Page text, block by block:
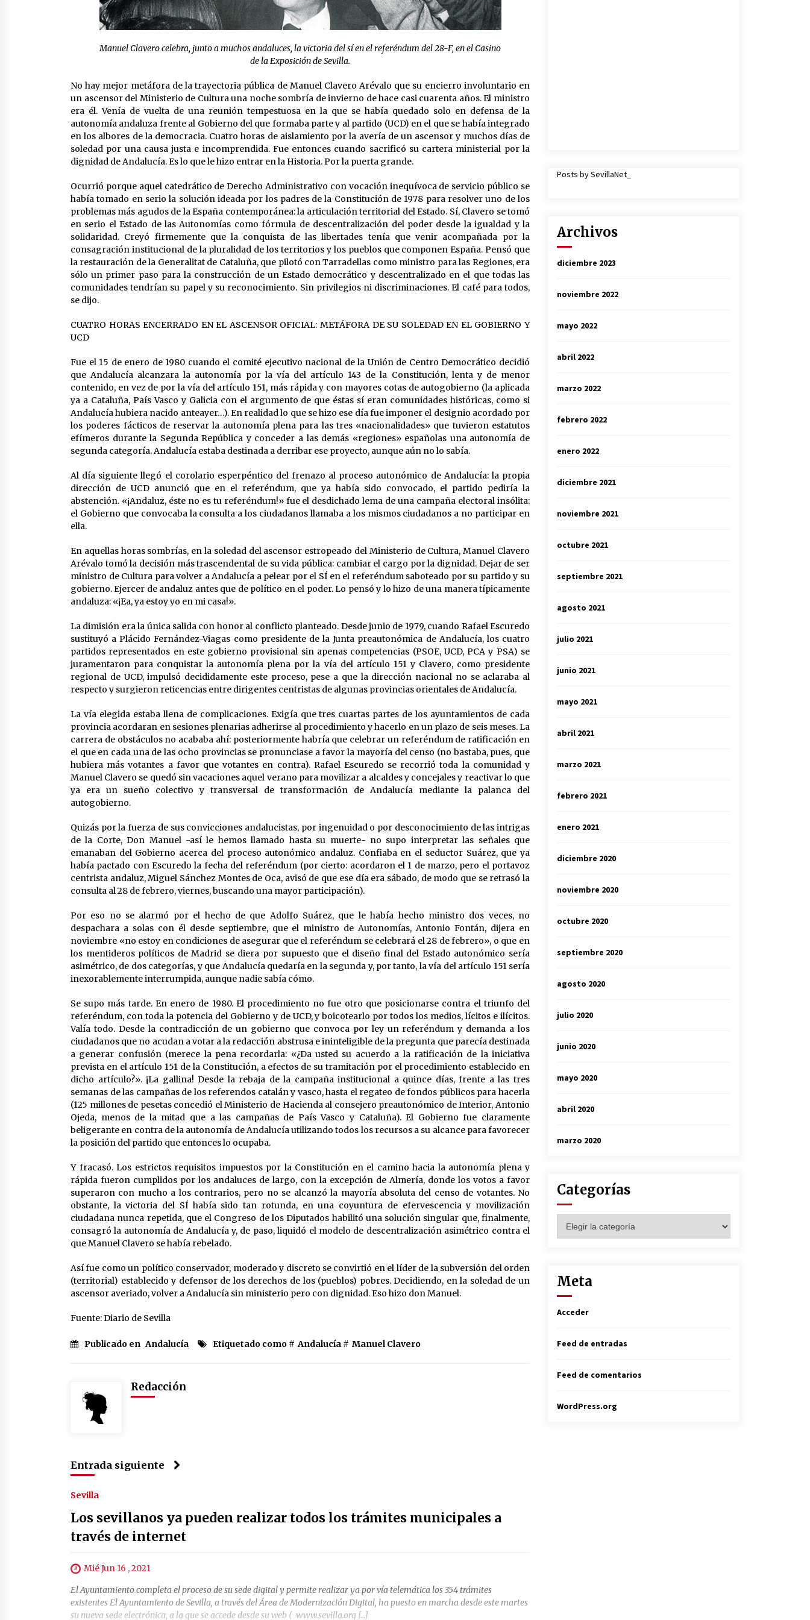
Manuel Clavero celebra, junto a muchos andaluces, la victoria del sí en el referéndum del 28-F, en el Casino
de la Exposición de Sevilla.
No hay mejor metáfora de la trayectoria pública de Manuel Clavero Arévalo que su encierro involuntario en
un ascensor del Ministerio de Cultura una noche sombría de invierno de hace casi cuarenta años. El ministro
era él. Venía de vuelta de una reunión tempestuosa en la que se había quedado solo en defensa de la
autonomía andaluza frente al Gobierno del que formaba parte y al partido (UCD) en el que se había integrado
en los albores de la democracia. Cuatro horas de aislamiento por la avería de un ascensor y muchos días de
soledad por una causa justa e incomprendida. Fue entonces cuando sacrificó su cartera ministerial por la
dignidad de Andalucía. Es lo que le hizo entrar en la Historia. Por la puerta grande.
Ocurrió porque aquel catedrático de Derecho Administrativo con vocación inequívoca de servicio público se
había tomado en serio la solución ideada por los padres de la Constitución de 1978 para resolver uno de los
problemas más agudos de la España contemporánea: la articulación territorial del Estado. Sí, Clavero se tomó
en serio el Estado de las Autonomías como fórmula de descentralización del poder desde la igualdad y la
solidaridad. Creyó firmemente que la conquista de las libertades tenía que venir acompañada por la
consagración institucional de la pluralidad de los territorios y los pueblos que componen España. Pensó que
la restauración de la Generalitat de Cataluña, que pilotó con Tarradellas como ministro para las Regiones, era
sólo un primer paso para la construcción de un Estado democrático y descentralizado en el que todas las
comunidades tendrían su papel y su reconocimiento. Sin privilegios ni discriminaciones. El café para todos,
se dijo.
CUATRO HORAS ENCERRADO EN EL ASCENSOR OFICIAL: METÁFORA DE SU SOLEDAD EN EL GOBIERNO Y
UCD
Fue el 15 de enero de 1980 cuando el comité ejecutivo nacional de la Unión de Centro Democrático decidió
que Andalucía alcanzara la autonomía por la vía del artículo 143 de la Constitución, lenta y de menor
contenido, en vez de por la vía del artículo 151, más rápida y con mayores cotas de autogobierno (la aplicada
ya a Cataluña, País Vasco y Galicia con el argumento de que éstas sí eran comunidades históricas, como si
Andalucía hubiera nacido anteayer…). En realidad lo que se hizo ese día fue imponer el designio acordado por
los poderes fácticos de reservar la autonomía plena para las tres «nacionalidades» que tuvieron estatutos
efímeros durante la Segunda República y conceder a las demás «regiones» españolas una autonomía de
segunda categoría. Andalucía estaba destinada a derribar ese proyecto, aunque aún no lo sabía.
Al día siguiente llegó el corolario esperpéntico del frenazo al proceso autonómico de Andalucía: la propia
dirección de UCD anunció que en el referéndum, que ya había sido convocado, el partido pediría la
abstención. «¡Andaluz, éste no es tu referéndum!» fue el desdichado lema de una campaña electoral insólita:
el Gobierno que convocaba la consulta a los ciudadanos llamaba a los mismos ciudadanos a no participar en
ella.
En aquellas horas sombrías, en la soledad del ascensor estropeado del Ministerio de Cultura, Manuel Clavero
Arévalo tomó la decisión más trascendental de su vida pública: cambiar el cargo por la dignidad. Dejar de ser
ministro de Cultura para volver a Andalucía a pelear por el SÍ en el referéndum saboteado por su partido y su
gobierno. Ejercer de andaluz antes que de político en el poder. Lo pensó y lo hizo de una manera típicamente
andaluza: «¡Ea, ya estoy yo en mi casa!».
La dimisión era la única salida con honor al conflicto planteado. Desde junio de 1979, cuando Rafael Escuredo
sustituyó a Plácido Fernández-Viagas como presidente de la Junta preautonómica de Andalucía, los cuatro
partidos representados en este gobierno provisional sin apenas competencias (PSOE, UCD, PCA y PSA) se
juramentaron para conquistar la autonomía plena por la vía del artículo 151 y Clavero, como presidente
regional de UCD, impulsó decididamente este proceso, pese a que la dirección nacional no se aclaraba al
respecto y surgieron reticencias entre dirigentes centristas de algunas provincias orientales de Andalucía.
La vía elegida estaba llena de complicaciones. Exigía que tres cuartas partes de los ayuntamientos de cada
provincia acordaran en sesiones plenarias adherirse al procedimiento y hacerlo en un plazo de seis meses. La
carrera de obstáculos no acababa ahí: posteriormente habría que celebrar un referéndum de ratificación en
el que en cada una de las ocho provincias se pronunciase a favor la mayoría del censo (no bastaba, pues, que
hubiera más votantes a favor que votantes en contra). Rafael Escuredo se recorrió toda la comunidad y
Manuel Clavero se quedó sin vacaciones aquel verano para movilizar a alcaldes y concejales y reactivar lo que
ya era un sueño colectivo y transversal de transformación de Andalucía mediante la palanca del
autogobierno.
Quizás por la fuerza de sus convicciones andalucistas, por ingenuidad o por desconocimiento de las intrigas
de la Corte, Don Manuel -así le hemos llamado hasta su muerte- no supo interpretar las señales que
emanaban del Gobierno acerca del proceso autonómico andaluz. Confiaba en el seductor Suárez, que ya
había pactado con Escuredo la fecha del referéndum (por cierto: acordaron el 1 de marzo, pero el portavoz
centrista andaluz, Miguel Sánchez Montes de Oca, avisó de que ese día era sábado, de modo que se retrasó la
consulta al 28 de febrero, viernes, buscando una mayor participación).
Por eso no se alarmó por el hecho de que Adolfo Suárez, que le había hecho ministro dos veces, no
despachara a solas con él desde septiembre, que el ministro de Autonomías, Antonio Fontán, dijera en
noviembre «no estoy en condiciones de asegurar que el referéndum se celebrará el 28 de febrero», o que en
los mentideros políticos de Madrid se diera por supuesto que el diseño final del Estado autonómico sería
asimétrico, de dos categorías, y que Andalucía quedaría en la segunda y, por tanto, la vía del artículo 151 sería
inexorablemente interrumpida, aunque nadie sabía cómo.
Se supo más tarde. En enero de 1980. El procedimiento no fue otro que posicionarse contra el triunfo del
referéndum, con toda la potencia del Gobierno y de UCD, y boicotearlo por todos los medios, lícitos e ilícitos.
Valía todo. Desde la contradicción de un gobierno que convoca por ley un referéndum y demanda a los
ciudadanos que no acudan a votar a la redacción abstrusa e ininteligible de la pregunta que parecía destinada
a generar confusión (merece la pena recordarla: «¿Da usted su acuerdo a la ratificación de la iniciativa
prevista en el artículo 151 de la Constitución, a efectos de su tramitación por el procedimiento establecido en
dicho artículo?». ¡La gallina! Desde la rebaja de la campaña institucional a quince días, frente a las tres
semanas de las campañas de los referendos catalán y vasco, hasta el regateo de fondos públicos para hacerla
(125 millones de pesetas concedió el Ministerio de Hacienda al consejero preautonómico de Interior, Antonio
Ojeda, menos de la mitad que a las campañas de País Vasco y Cataluña). El Gobierno fue claramente
beligerante en contra de la autonomía de Andalucía utilizando todos los recursos a su alcance para favorecer
la posición del partido que entonces lo ocupaba.
Y fracasó. Los estrictos requisitos impuestos por la Constitución en el camino hacia la autonomía plena y
rápida fueron cumplidos por los andaluces de largo, con la excepción de Almería, donde los votos a favor
superaron con mucho a los contrarios, pero no se alcanzó la mayoría absoluta del censo de votantes. No
obstante, la victoria del SÍ había sido tan rotunda, en una coyuntura de efervescencia y movilización
ciudadana nunca repetida, que el Congreso de los Diputados habilitó una solución singular que, finalmente,
consagró la autonomía de Andalucía y, de paso, liquidó el modelo de descentralización asimétrico contra el
que Manuel Clavero se había rebelado.
Así fue como un político conservador, moderado y discreto se convirtió en el líder de la subversión del orden
(territorial) establecido y defensor de los derechos de los (pueblos) pobres. Decidiendo, en la soledad de un
ascensor averiado, volver a Andalucía sin ministerio pero con dignidad. Eso hizo don Manuel.
Fuente: Diario de Sevilla
Publicado en Andalucía Etiquetado como # Andalucía # Manuel Clavero
Redacción
Entrada siguiente
Sevilla
Los sevillanos ya pueden realizar todos los trámites municipales a
través de internet
Mié Jun 16 , 2021
El Ayuntamiento completa el proceso de su sede digital y permite realizar ya por vía telemática los 354 trámites
existentes El Ayuntamiento de Sevilla, a través del Área de Modernización Digital, ha puesto en marcha desde este martes
su nueva sede electrónica, a la que se accede desde su web ( www.sevilla.org […]
Posts by SevillaNet_
Archivos
diciembre 2023
noviembre 2022
mayo 2022
abril 2022
marzo 2022
febrero 2022
enero 2022
diciembre 2021
noviembre 2021
octubre 2021
septiembre 2021
agosto 2021
julio 2021
junio 2021
mayo 2021
abril 2021
marzo 2021
febrero 2021
enero 2021
diciembre 2020
noviembre 2020
octubre 2020
septiembre 2020
agosto 2020
julio 2020
junio 2020
mayo 2020
abril 2020
marzo 2020
Categorías
Meta
Acceder
Feed de entradas
Feed de comentarios
WordPress.org